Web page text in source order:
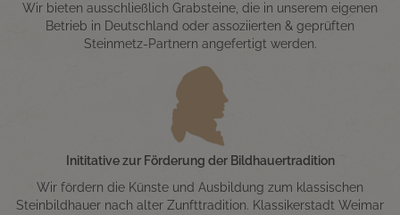
Wir bieten ausschließlich Grabsteine, die in unserem eigenen
Betrieb in Deutschland oder assoziierten & geprüften
Steinmetz-Partnern angefertigt werden.
Inititative zur Förderung der Bildhauertradition
Wir fördern die Künste und Ausbildung zum klassischen
Steinbildhauer nach alter Zunfttradition. Klassikerstadt Weimar